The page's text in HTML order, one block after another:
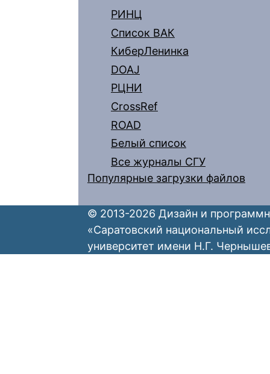
РИНЦ
Список ВАК
КиберЛенинка
DOAJ
РЦНИ
CrossRef
ROAD
Белый список
Все журналы СГУ
Популярные загрузки файлов
© 2013-2026 Дизайн и
«Саратовский национальный
университет имени Н.Г.